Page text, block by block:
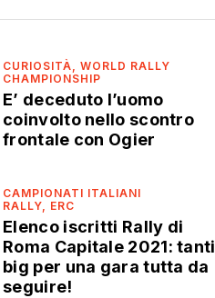
CURIOSITÀ,WORLD RALLY
CHAMPIONSHIP
E’ deceduto l’uomo
coinvolto nello scontro
frontale con Ogier
CAMPIONATI ITALIANI
RALLY, ERC
Elenco iscritti Rally di
Roma Capitale 2021: tanti
big per una gara tutta da
seguire!